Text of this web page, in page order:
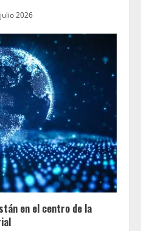
2026
en el centro de la